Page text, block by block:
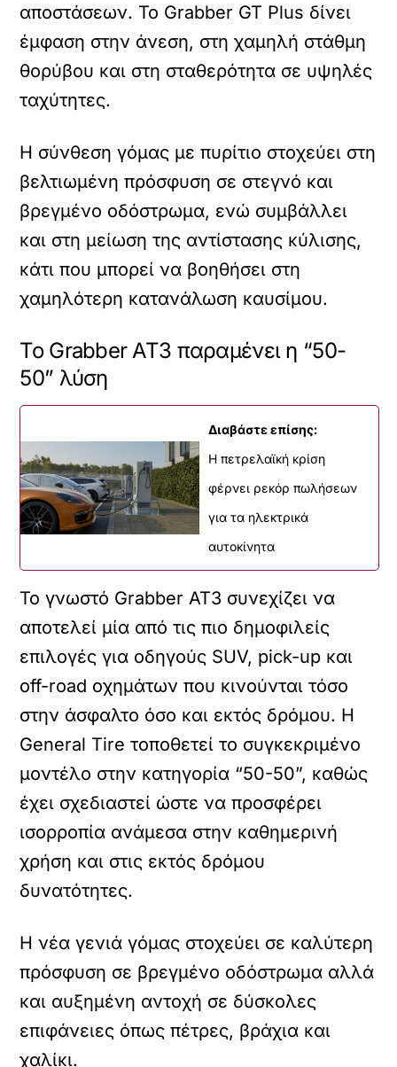
αποστάσεων. Το Grabber GT Plus δίνει
έμφαση στην άνεση, στη χαμηλή στάθμη
θορύβου και στη σταθερότητα σε υψηλές
ταχύτητες.
Η σύνθεση γόμας με πυρίτιο στοχεύει στη
βελτιωμένη πρόσφυση σε στεγνό και
βρεγμένο οδόστρωμα, ενώ συμβάλλει
και στη μείωση της αντίστασης κύλισης,
κάτι που μπορεί να βοηθήσει στη
χαμηλότερη κατανάλωση καυσίμου.
Το Grabber AT3 παραμένει η “50-
50” λύση
Διαβάστε επίσης:
Η πετρελαϊκή κρίση
φέρνει ρεκόρ πωλήσεων
για τα ηλεκτρικά
αυτοκίνητα
Το γνωστό Grabber AT3 συνεχίζει να
αποτελεί μία από τις πιο δημοφιλείς
επιλογές για οδηγούς SUV, pick-up και
off-road οχημάτων που κινούνται τόσο
στην άσφαλτο όσο και εκτός δρόμου. Η
General Tire τοποθετεί το συγκεκριμένο
μοντέλο στην κατηγορία “50-50”, καθώς
έχει σχεδιαστεί ώστε να προσφέρει
ισορροπία ανάμεσα στην καθημερινή
χρήση και στις εκτός δρόμου
δυνατότητες.
Η νέα γενιά γόμας στοχεύει σε καλύτερη
πρόσφυση σε βρεγμένο οδόστρωμα αλλά
και αυξημένη αντοχή σε δύσκολες
επιφάνειες όπως πέτρες, βράχια και
χαλίκι.